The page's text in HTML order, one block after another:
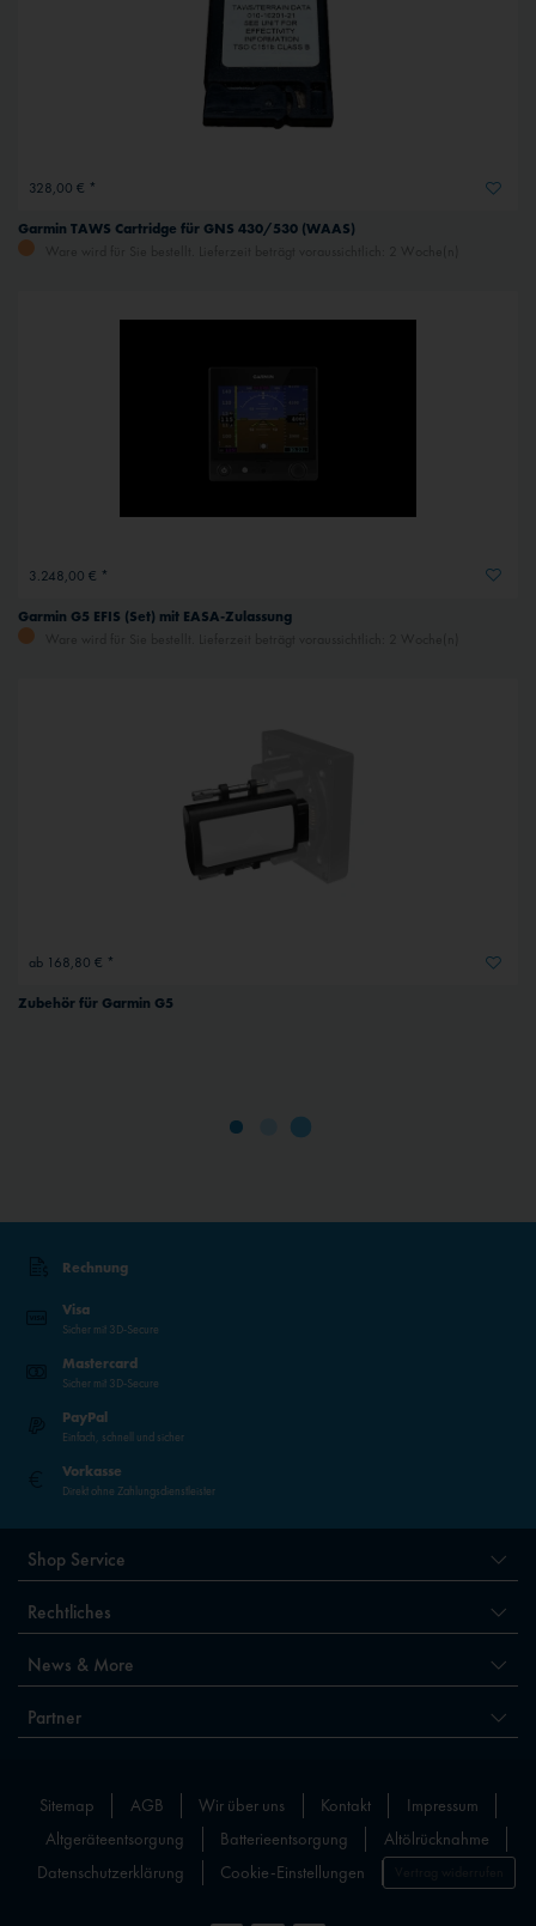
328,00 € *
Garmin TAWS Cartridge für GNS 430/530 (WAAS)
3.248,00 € *
Garmin G5 EFIS (Set) mit EASA-Zulassung
ab 168,80 € *
Zubehör für Garmin G5
Rechnung
Visa
Sicher mit 3D-Secure
Mastercard
Sicher mit 3D-Secure
PayPal
Einfach, schnell und sicher
Vorkasse
Direkt ohne Zahlungsdienstleister
Shop Service
Rechtliches
News & More
Partner
Sitemap AGB Wir über uns Kontakt
Impressum
Altgeräteentsorgung
Batterieentsorgung
Altölrücknahme
Datenschutzerklärung
Cookie-Einstellungen